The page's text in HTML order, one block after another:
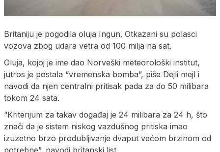
Britaniju je pogodila oluja Ingun. Otkazani su polasci
vozova zbog udara vetra od 100 milja na sat.
Oluja, kojoj je ime dao Norveški meteorološki institut,
jutros je postala “vremenska bomba”, piše Dejli mejl i
navodi da njen centralni pritisak pada za do 50 milibara
tokom 24 sata.
“Kriterijum za takav događaj je 24 milibara za 24 h, što
znači da je sistem niskog vazdušnog pritiska imao
izuzetno brzo produbljivanje dvaput većom brzinom od